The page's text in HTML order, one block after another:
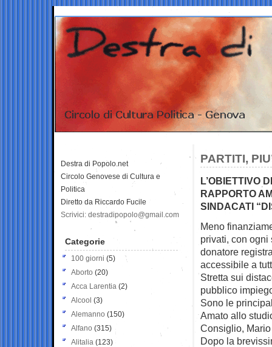
PARTITI,
L’OBIETTIVO
RAPPORTO
SINDACATI
Meno
privati, con
donatore
accessibile a
Stretta sui
pubblico
Sono le
Amato allo
Consiglio,
Dopo la
Destra di Popolo.net
Circolo Genovese di Cultura e
Politica
Diretto da Riccardo Fucile
Scrivici: destradipopolo@gmail.com
Categorie
100 giorni (5)
Aborto (20)
Acca Larentia (2)
Alcool (3)
Alemanno (150)
Alfano (315)
Alitalia (123)